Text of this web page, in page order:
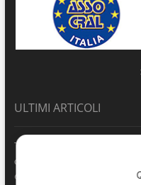
ULTIMI ARTICOLI
Terrasini 2026: aperte le
delle Polizie Locali Siciliane
6 Agosto 2026